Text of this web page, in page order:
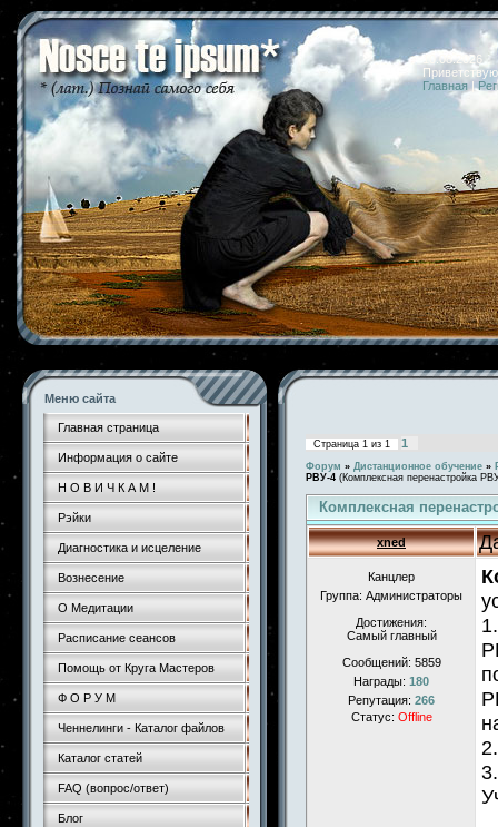
10.08.2026
Главная |
Меню сайта
Главная страница
Информация о сайте
Н О В И Ч К А М !
Рэйки
Диагностика и исцеление
Вознесение
О Медитации
Расписание сеансов
Помощь от Круга Мастеров
Ф О Р У М
Ченнелинги - Каталог файлов
Каталог статей
FAQ (вопрос/ответ)
Блог
Страница 1 из 1 1
Форум » Дистанционное обучение »
РВУ-4 (Комплексная перенастройка
Комплексная
xned
Канцлер
Группа: Администраторы
Достижения:
Самый главный
Сообщений: 5859
Награды: 180
Репутация: 266
Статус: Offline